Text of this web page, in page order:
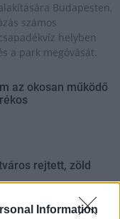
Information
Budapesten,
számos
helyben
a park megóvását.
az okosan működő
rejtett, zöld